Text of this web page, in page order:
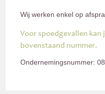
Wij werken enkel op
Voor spoedgevallen kan
bovenstaand nummer.
Ondernemingsnummer: